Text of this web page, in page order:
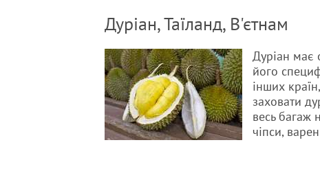
Дуріан, Таїланд, В'єтнам
Дуріан має
його
інших
заховати
весь багаж
чіпси,